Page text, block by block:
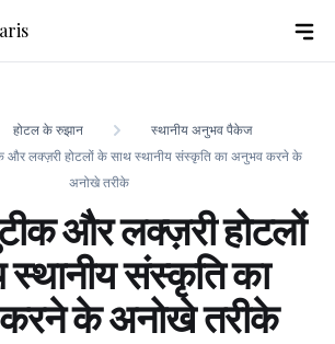
होटल के रुझान
स्थानीय अनुभव पैकेज
और लक्ज़री होटलों के साथ स्थानीय संस्कृति का अनुभव करने के
अनोखे तरीके
और लक्ज़री होटलों
संस्कृति का
के अनोखे तरीके